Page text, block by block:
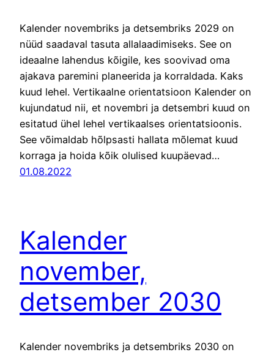
Kalender novembriks ja detsembriks 2029 on
nüüd saadaval tasuta allalaadimiseks. See on
ideaalne lahendus kõigile, kes soovivad oma
ajakava paremini planeerida ja korraldada. Kaks
kuud lehel. Vertikaalne orientatsioon Kalender on
kujundatud nii, et novembri ja detsembri kuud on
esitatud ühel lehel vertikaalses orientatsioonis.
See võimaldab hõlpsasti hallata mõlemat kuud
korraga ja hoida kõik olulised kuupäevad…
01.08.2022
Kalender
november,
detsember 2030
Kalender novembriks ja detsembriks 2030 on